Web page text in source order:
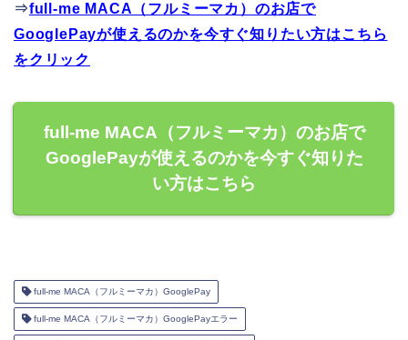
⇒full-me MACA（フルミーマカ）のお店で
GooglePayが使えるのかを今すぐ知りたい方はこちら
をクリック
full-me MACA（フルミーマカ）のお店で
GooglePayが使えるのかを今すぐ知りた
い方はこちら
full-me MACA（フルミーマカ）GooglePay
full-me MACA（フルミーマカ）GooglePayエラー